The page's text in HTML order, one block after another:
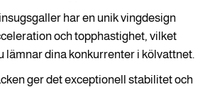
har en unik vingdesign
och topphastighet, vilket
lämnar dina konkurrenter i kölvattnet.
ger det exceptionell stabilitet och